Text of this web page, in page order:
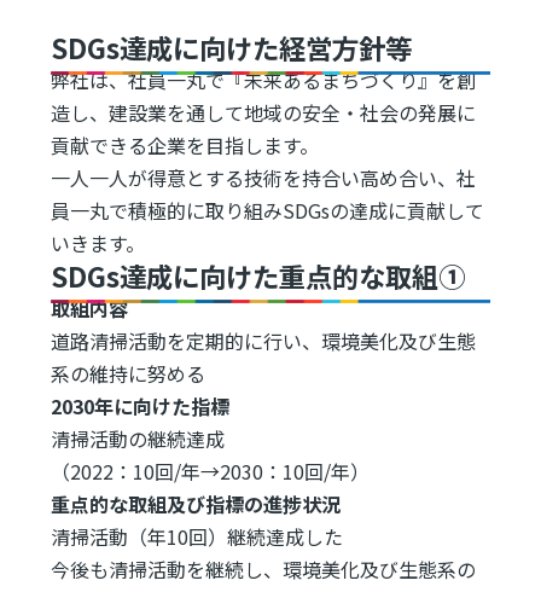
SDGs達成に向けた経営方針等
弊社は、社員一丸で『未来あるまちづくり』を創
造し、建設業を通して地域の安全・社会の発展に
貢献できる企業を目指します。
一人一人が得意とする技術を持合い高め合い、社
員一丸で積極的に取り組みSDGsの達成に貢献して
いきます。
SDGs達成に向けた重点的な取組①
取組内容
道路清掃活動を定期的に行い、環境美化及び生態
系の維持に努める
2030年に向けた指標
清掃活動の継続達成
（2022：10回/年→2030：10回/年）
重点的な取組及び指標の進捗状況
清掃活動（年10回）継続達成した
今後も清掃活動を継続し、環境美化及び生態系の